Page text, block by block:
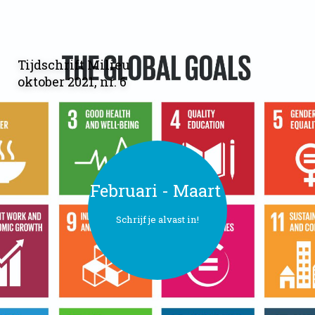
Tijdschrift Milieu
oktober 2021, nr. 6
Februari - Maart
Schrijf je alvast in!